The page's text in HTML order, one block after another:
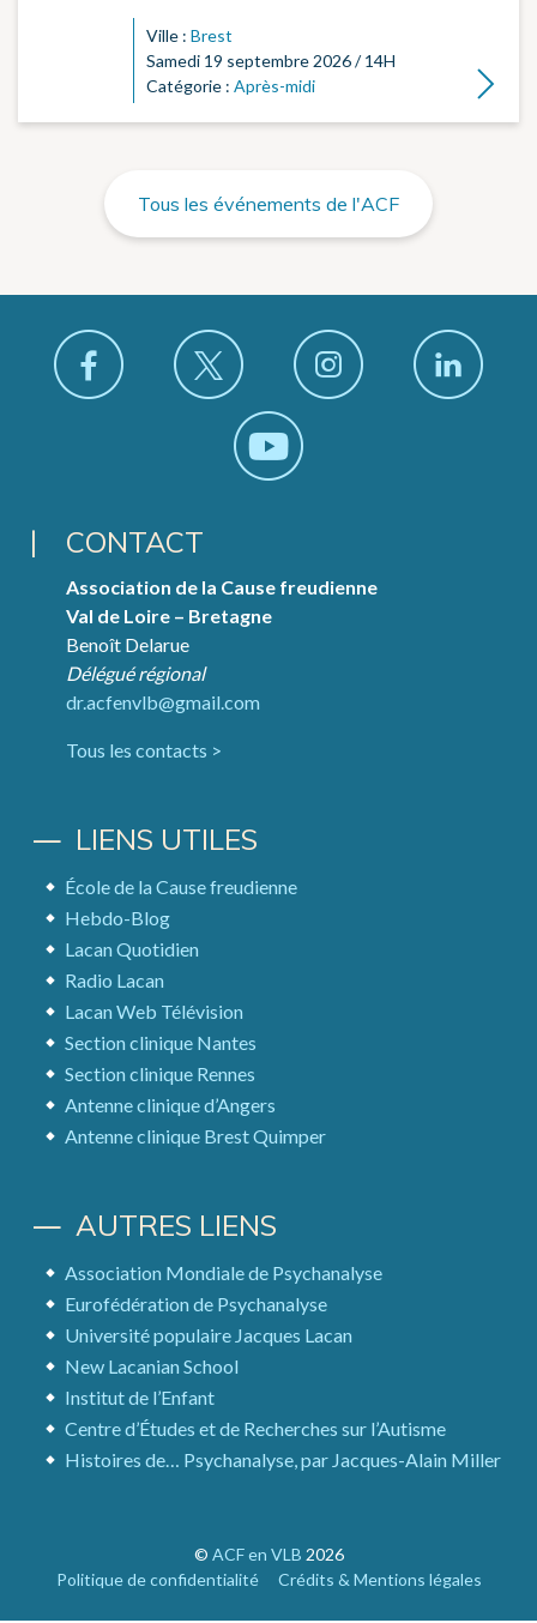
Ville : Brest
Samedi 19 septembre 2026 / 14H
Catégorie : Après-midi Lire la
Tous les événements de l'ACF
CONTACT
Association de la Cause freudienne
Val de Loire – Bretagne
Benoît Delarue
Délégué régional
dr.acfenvlb@gmail.com
Tous les contacts >
LIENS UTILES
École de la Cause freudienne
Hebdo-Blog
Lacan Quotidien
Radio Lacan
Lacan Web Télévision
Section clinique Nantes
Section clinique Rennes
Antenne clinique d’Angers
Antenne clinique Brest Quimper
AUTRES LIENS
Association Mondiale de Psychanalyse
Eurofédération de Psychanalyse
Université populaire Jacques Lacan
New Lacanian School
Institut de l’Enfant
Centre d’Études et de Recherches sur l’Autisme
Histoires de… Psychanalyse, par Jacques-Alain Miller
© ACF en VLB 2026
Politique de confidentialité
Crédits & Mentions légales